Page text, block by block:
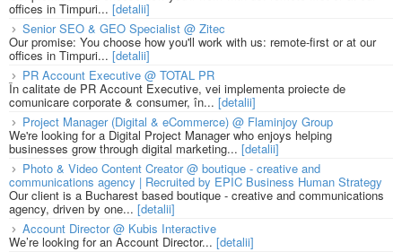
offices in Timpuri... [detalii]
Senior SEO & GEO Specialist @ Zitec
Our promise: You choose how you'll work with us: remote-first or at our
offices in Timpuri... [detalii]
PR Account Executive @ TOTAL PR
În calitate de PR Account Executive, vei implementa proiecte de
comunicare corporate & consumer, în... [detalii]
Project Manager (Digital & eCommerce) @ Flaminjoy Group
We're looking for a Digital Project Manager who enjoys helping
businesses grow through digital marketing... [detalii]
Photo & Video Content Creator @ boutique - creative and
communications agency | Recruited by EPIC Business Human Strategy
Our client is a Bucharest based boutique - creative and communications
agency, driven by one... [detalii]
Account Director @ Kubis Interactive
We’re looking for an Account Director... [detalii]